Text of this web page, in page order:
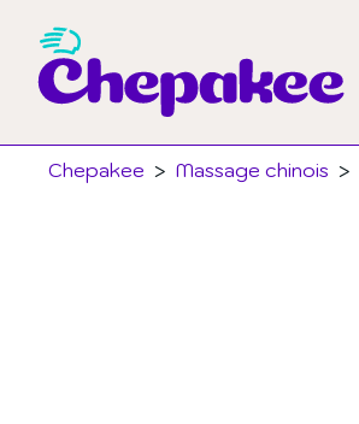
Chepakee > Massage chinois >